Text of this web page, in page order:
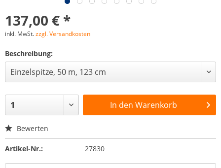
137,00 € *
inkl. MwSt.zzgl. Versandkosten
Beschreibung:
In den Warenkorb
Bewerten
Artikel-Nr.: 27830